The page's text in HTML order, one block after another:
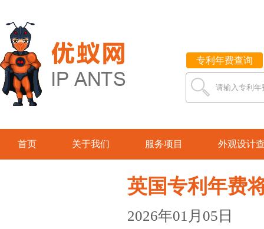
专利年费查询
请输入专利年
首页 关于我们 服务项目 外观设计
英国专利年费
2026年01月05日